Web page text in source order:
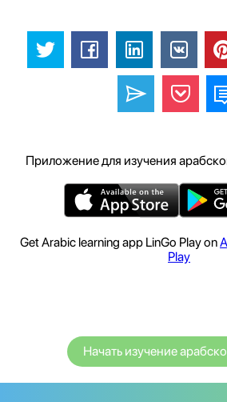
Приложение для изучения
Get Arabic learning app LinGo Play on
Play
Начать изучение